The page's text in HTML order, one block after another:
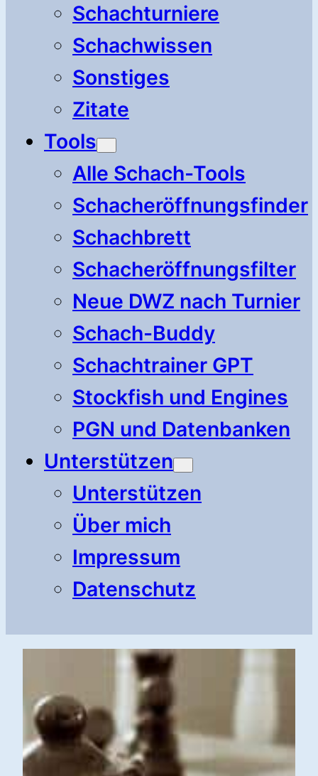
Schachturniere
Schachwissen
Sonstiges
Zitate
Tools
Alle Schach-Tools
Schacheröffnungsfinder
Schachbrett
Schacheröffnungsfilter
Neue DWZ nach Turnier
Schach-Buddy
Schachtrainer GPT
Stockfish und Engines
PGN und Datenbanken
Unterstützen
Unterstützen
Über mich
Impressum
Datenschutz